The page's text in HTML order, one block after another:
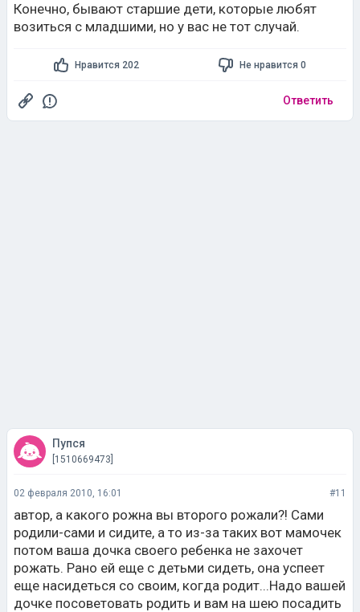
Конечно, бывают старшие дети, которые любят
возиться с младшими, но у вас не тот случай.
Нравится 202 Не нравится 0
Ответить
Пупся
[1510669473]
02 февраля 2010, 16:01 #11
автор, а какого рожна вы второго рожали?! Сами
родили-сами и сидите, а то из-за таких вот мамочек
потом ваша дочка своего ребенка не захочет
рожать. Рано ей еще с детьми сидеть, она успеет
еще насидеться со своим, когда родит...Надо вашей
дочке посоветовать родить и вам на шею посадить